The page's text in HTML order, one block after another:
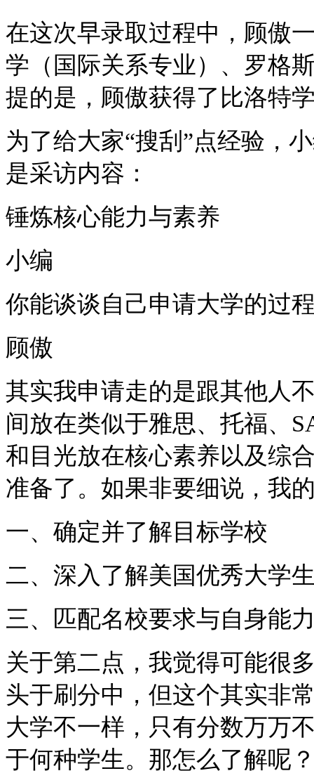
在这次早录取过程中，顾傲
学（国际关系专业）、罗格
提的是，顾傲获得了比洛特
为了给大家“搜刮”点经验，
是采访内容：
锤炼核心能力与素养
小编
你能谈谈自己申请大学的过
顾傲
其实我申请走的是跟其他人
间放在类似于雅思、托福、
和目光放在核心素养以及综
准备了。如果非要细说，我
一、确定并了解目标学校
二、深入了解美国优秀大学
三、匹配名校要求与自身能
关于第二点，我觉得可能很
头于刷分中，但这个其实非
大学不一样，只有分数万万
于何种学生。那怎么了解呢